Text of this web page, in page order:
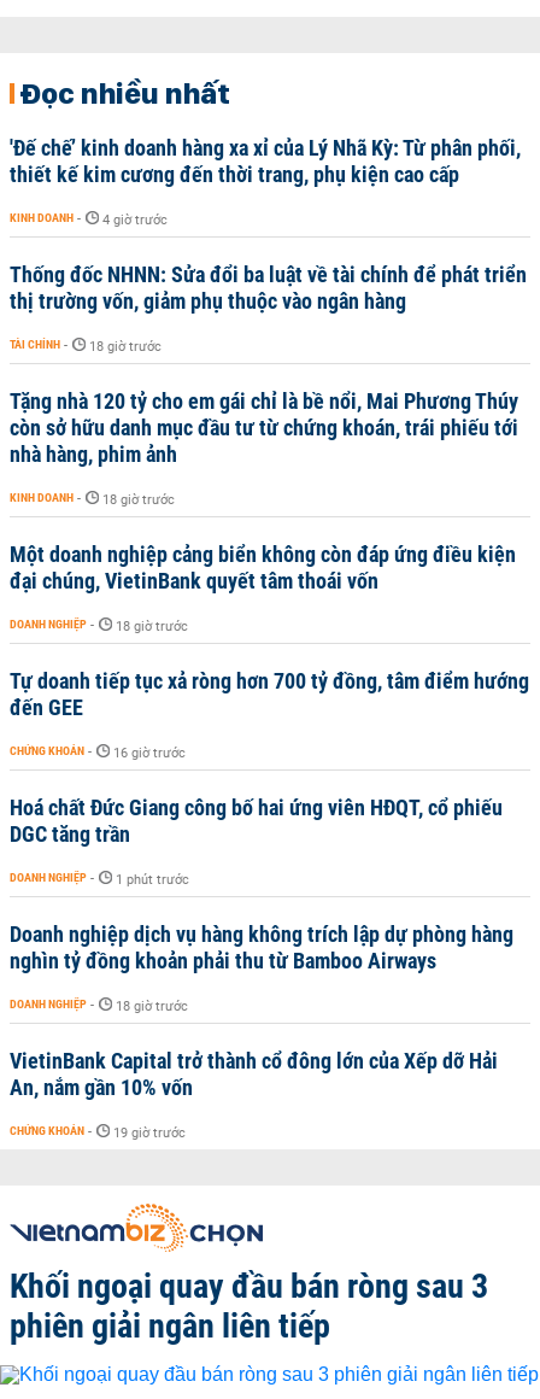
Đọc nhiều nhất
'Đế chế’ kinh doanh hàng xa xỉ của Lý Nhã Kỳ: Từ phân phối,
thiết kế kim cương đến thời trang, phụ kiện cao cấp
KINH DOANH - 4 giờ trước
Thống đốc NHNN: Sửa đổi ba luật về tài chính để phát triển
thị trường vốn, giảm phụ thuộc vào ngân hàng
TÀI CHÍNH - 18 giờ trước
Tặng nhà 120 tỷ cho em gái chỉ là bề nổi, Mai Phương Thúy
còn sở hữu danh mục đầu tư từ chứng khoán, trái phiếu tới
nhà hàng, phim ảnh
KINH DOANH - 18 giờ trước
Một doanh nghiệp cảng biển không còn đáp ứng điều kiện
đại chúng, VietinBank quyết tâm thoái vốn
DOANH NGHIỆP - 18 giờ trước
Tự doanh tiếp tục xả ròng hơn 700 tỷ đồng, tâm điểm hướng
đến GEE
CHỨNG KHOÁN - 16 giờ trước
Hoá chất Đức Giang công bố hai ứng viên HĐQT, cổ phiếu
DGC tăng trần
DOANH NGHIỆP - 1 phút trước
Doanh nghiệp dịch vụ hàng không trích lập dự phòng hàng
nghìn tỷ đồng khoản phải thu từ Bamboo Airways
DOANH NGHIỆP - 18 giờ trước
VietinBank Capital trở thành cổ đông lớn của Xếp dỡ Hải
An, nắm gần 10% vốn
CHỨNG KHOÁN - 19 giờ trước
Khối ngoại quay đầu bán ròng sau 3
phiên giải ngân liên tiếp